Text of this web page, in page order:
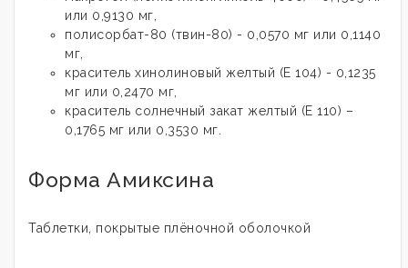
или 0,9130 мг,
полисорбат-80 (твин-80) - 0,0570 мг или 0,1140
мг,
краситель хинолиновый желтый (Е 104) - 0,1235
мг или 0,2470 мг,
краситель солнечный закат желтый (Е 110) –
0,1765 мг или 0,3530 мг.
Форма Амиксина
Таблетки, покрытые плёночной оболочкой